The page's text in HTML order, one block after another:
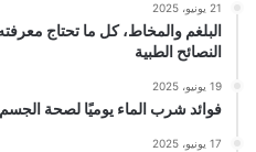
21 يونيو، 2025
البلغم والمخاط، كل ما تحتاج
النصائح الطبية
19 يونيو، 2025
فوائد شرب الماء يوميًا لصحة الجسم
17 يونيو، 2025